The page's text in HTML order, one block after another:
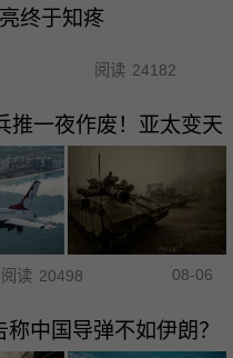
终于知疼
阅读 24182
推一夜作废！亚太变天
阅读 20498 08-06
中国导弹不如伊朗？